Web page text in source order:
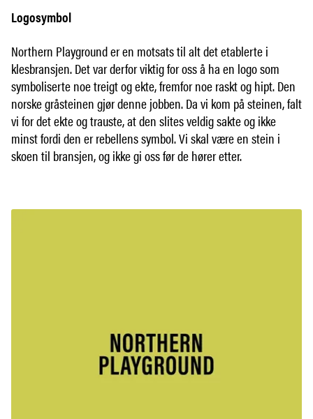
Logosymbol
Northern Playground er en motsats til alt det etablerte i
klesbransjen. Det var derfor viktig for oss å ha en logo som
symboliserte noe treigt og ekte, fremfor noe raskt og hipt. Den
norske gråsteinen gjør denne jobben. Da vi kom på steinen, falt
vi for det ekte og trauste, at den slites veldig sakte og ikke
minst fordi den er rebellens symbol. Vi skal være en stein i
skoen til bransjen, og ikke gi oss før de hører etter.